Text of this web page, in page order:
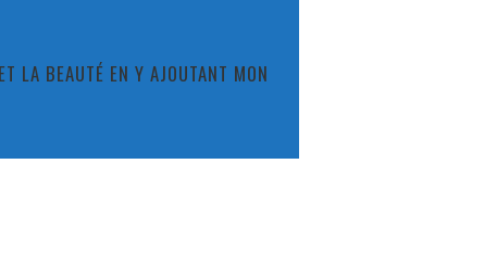
LA BEAUTÉ EN Y AJOUTANT MON